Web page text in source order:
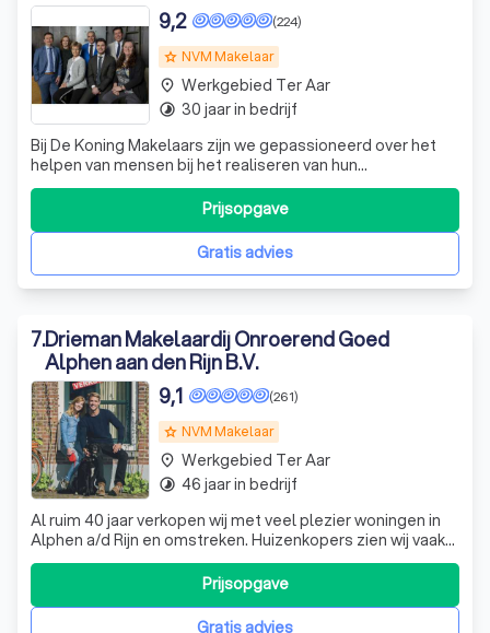
grade NVM Makelaar
(224)
9,2
Bij De Koning Makelaars zijn we gepassioneerd over het
helpen van mensen bij het realiseren van hun
woondromen. Als ervaren ERA- en NVM-makelaars,
hebben we de expertise om uw woning op de meest
aantrekkelijke manier in de markt te zetten. Of u nu een
huis wilt kopen of verkopen, wij staan klaar om
Gratis advies
Prijsopgave
place Werkgebied Ter Aar
timelapse 30 jaar in bedrijf
7.Drieman Makelaardij Onroerend Goed
Alphen aan den Rijn B.V.
grade NVM Makelaar
(261)
9,1
Al ruim 40 jaar verkopen wij met veel plezier woningen in
Alphen a/d Rijn en omstreken. Huizenkopers zien wij vaak
terug als zij opnieuw een woning zoeken; een duidelijk
teken van waardering! Kwaliteit en een tevreden klant
staan bij ons dan ook centraal. Bent u dus op zoek naar
een makelaar om uw w Gratis advies
Prijsopgave
place Werkgebied Ter Aar
timelapse 46 jaar in bedrijf